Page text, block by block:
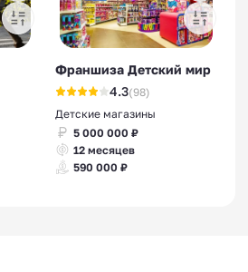
Франшиза Детский мир
4.3(98)
Детские магазины
5 000 000 ₽
12 месяцев
590 000 ₽